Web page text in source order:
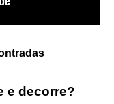
e decorre?